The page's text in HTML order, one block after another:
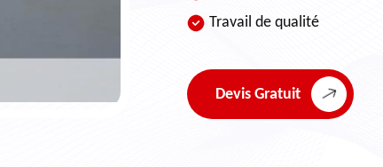
Travail de qualité
Devis Gratuit